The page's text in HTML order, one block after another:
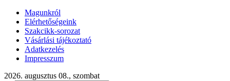
Magunkról
Elérhetőségeink
Szakcikk-sorozat
Vásárlási tájékoztató
Adatkezelés
Impresszum
2026. augusztus 08., szombat